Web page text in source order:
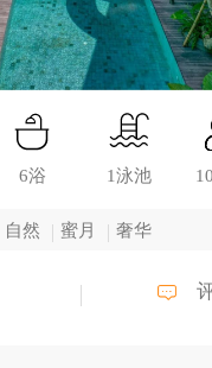
6浴 1泳池
自然 蜜月 奢华